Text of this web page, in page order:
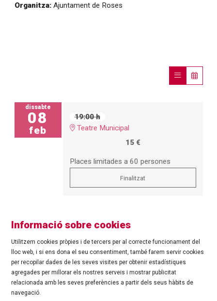
Organitza: Ajuntament de Roses
dissabte
08
feb
19:00 h
Teatre Municipal
15 €
Places limitades a 60 persones
Finalitzat
©Ajuntament de Roses| C/ Tarragona, 81 | 17480 ROSES
Tel.: 972 25 24 00 |cultura@roses.cat
Informació sobre cookies
Utilitzem cookies pròpies i de tercers per al correcte funcionament del
lloc web, i si ens dona el seu consentiment, també farem servir cookies
per recopilar dades de les seves visites per obtenir estadístiques
agregades per millorar els nostres serveis i mostrar publicitat
relacionada amb les seves preferències a partir dels seus hàbits de
navegació.